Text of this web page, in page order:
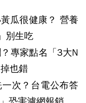
瓜很健康？ 營養
別生吃
專家點名「3大N
也錯
次？台電公布答